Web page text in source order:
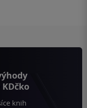
knih